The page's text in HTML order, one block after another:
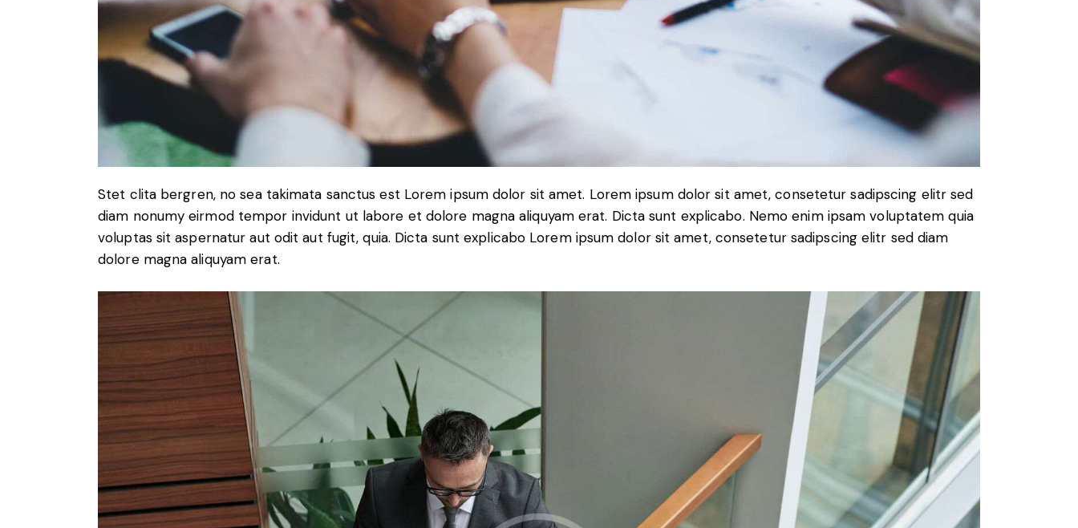
Stet clita bergren, no sea takimata sanctus est Lorem ipsum dolor sit amet. Lorem ipsum dolor sit amet, consetetur sadipscing elitr sed
diam nonumy eirmod tempor invidunt ut labore et dolore magna aliquyam erat. Dicta sunt explicabo. Nemo enim ipsam voluptatem quia
voluptas sit aspernatur aut odit aut fugit, quia. Dicta sunt explicabo Lorem ipsum dolor sit amet, consetetur sadipscing elitr sed diam
dolore magna aliquyam erat.